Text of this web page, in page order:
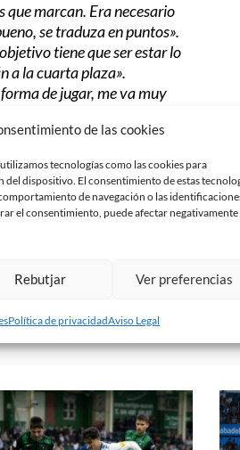
de las cookies
tecnologías como las cookies para
dispositivo. El consentimiento de estas
de navegación o las
el consentimiento, puede afectar negativamente
Rebutjar Ver preferencias
Política de privacidadAviso Legal
que marcan. Era necesario
se traduza en puntos».
tiene que ser estar lo
a la cuarta plaza».
de jugar, me va muy
mercado».
de nivel, o sea que
la vida».
del partido. Fuera de casa
tapar estas jugadas,